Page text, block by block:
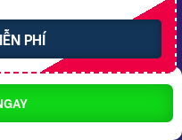
PHÍ
VẶT NHANH
phường Tân An, TP.
cấp: 24/01/2022 - Cơ
– Sở kế hoạch và